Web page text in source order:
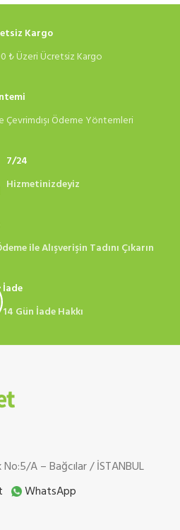
Kargo
₺ Üzeri Ücretsiz Kargo
Çevrimdışı Ödeme Yöntemleri
7/24
Hizmetinizdeyiz
ile Alışverişin Tadını Çıkarın
İade
14 Gün İade Hakkı
No:5/A – Bağcılar / İSTANBUL
WhatsApp